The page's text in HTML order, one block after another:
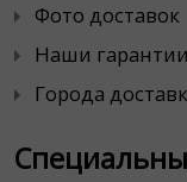
Фото доставок
Наши гарантии
Города